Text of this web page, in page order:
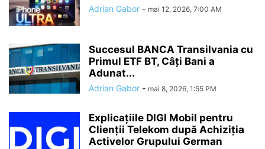
Adrian Gabor - mai 12, 2026, 7:00 AM
Succesul BANCA Transilvania cu
Primul ETF BT, Câți Bani a
Adunat...
Adrian Gabor - mai 8, 2026, 1:55 PM
Explicațiile DIGI Mobil pentru
Clienții Telekom după Achiziția
Activelor Grupului German